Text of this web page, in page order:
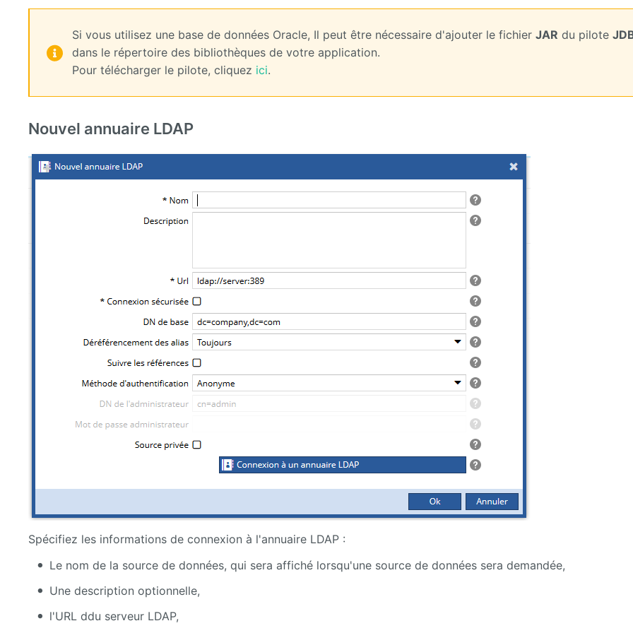
Si vous utilisez une base de données Oracle, Il peut être nécessaire d'ajouter le fichier JAR du pilote
dans le répertoire des bibliothèques de votre application.
Pour télécharger le pilote, cliquez ici.
Nouvel annuaire LDAP
Spécifiez les informations de connexion à l'annuaire LDAP :
Le nom de la source de données, qui sera affiché lorsqu'une source de données sera demandée,
Une description optionnelle,
l'URL ddu serveur LDAP,